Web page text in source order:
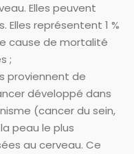
Elles peuvent
Elles représentent 1 %
cause de mortalité
;
proviennent de
développé dans
(cancer du sein,
peau le plus
au cerveau. Ce